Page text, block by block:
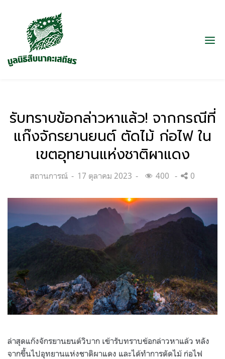
รับทราบข้อกล่าวหาแล้ว! จากกรณีที่
แก๊งจักรยานยนต์ ตัดไม้ ก่อไฟ ใน
เขตอุทยานแห่งชาติผาแดง
Categories:
สถานการณ์
Posted
17 ตุลาคม 2023 400 0
ล่าสุดแก๊งจักรยานยนต์วิบาก เข้ารับทราบข้อกล่าวหาแล้ว หลัง
จากขึ้นไปอุทยานแห่งชาติผาแดง และได้ทำการตัดไม้ ก่อไฟ